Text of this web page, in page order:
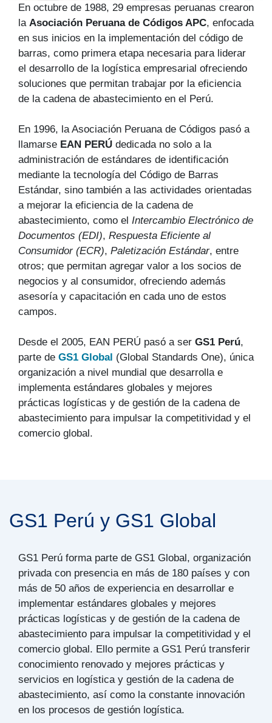
En octubre de 1988, 29 empresas peruanas crearon
la Asociación Peruana de Códigos APC, enfocada
en sus inicios en la implementación del código de
barras, como primera etapa necesaria para liderar
el desarrollo de la logística empresarial ofreciendo
soluciones que permitan trabajar por la eficiencia
de la cadena de abastecimiento en el Perú.
En 1996, la Asociación Peruana de Códigos pasó a
llamarse EAN PERÚ dedicada no solo a la
administración de estándares de identificación
mediante la tecnología del Código de Barras
Estándar, sino también a las actividades orientadas
a mejorar la eficiencia de la cadena de
abastecimiento, como el Intercambio Electrónico de
Documentos (EDI), Respuesta Eficiente al
Consumidor (ECR), Paletización Estándar, entre
otros; que permitan agregar valor a los socios de
negocios y al consumidor, ofreciendo además
asesoría y capacitación en cada uno de estos
campos.
Desde el 2005, EAN PERÚ pasó a ser GS1 Perú,
parte de GS1 Global (Global Standards One), única
organización a nivel mundial que desarrolla e
implementa estándares globales y mejores
prácticas logísticas y de gestión de la cadena de
abastecimiento para impulsar la competitividad y el
comercio global.
GS1 Perú y GS1 Global
GS1 Perú forma parte de GS1 Global, organización
privada con presencia en más de 180 países y con
más de 50 años de experiencia en desarrollar e
implementar estándares globales y mejores
prácticas logísticas y de gestión de la cadena de
abastecimiento para impulsar la competitividad y el
comercio global. Ello permite a GS1 Perú transferir
conocimiento renovado y mejores prácticas y
servicios en logística y gestión de la cadena de
abastecimiento, así como la constante innovación
en los procesos de gestión logística.